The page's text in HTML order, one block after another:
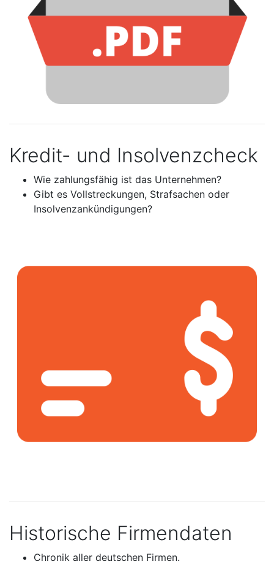
Kredit- und Insolvenzcheck
Wie zahlungsfähig ist das Unternehmen?
Gibt es Vollstreckungen, Strafsachen oder
Insolvenzankündigungen?
Historische Firmendaten
Chronik aller deutschen Firmen.